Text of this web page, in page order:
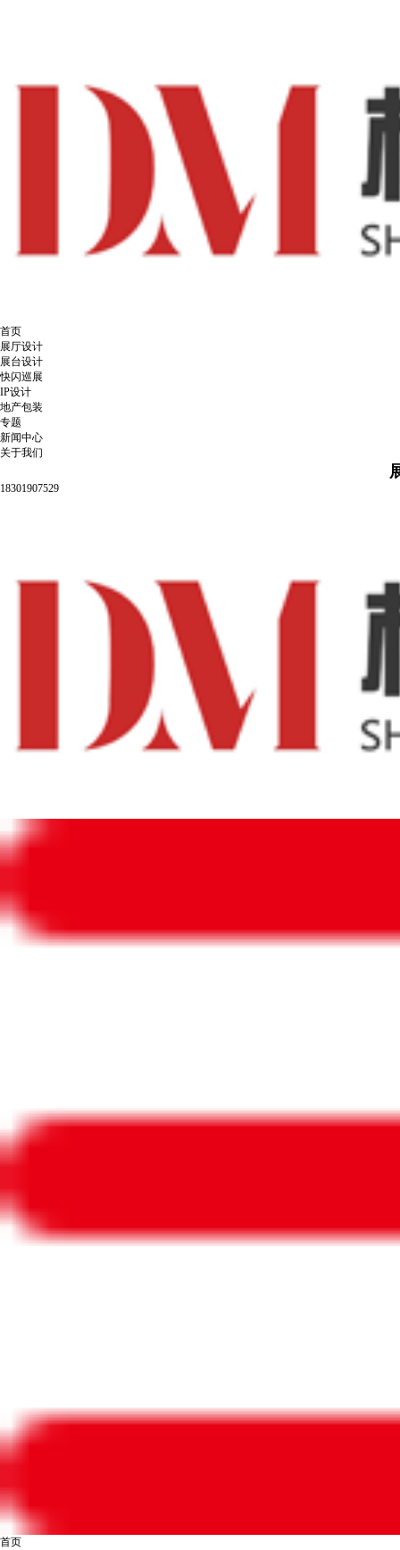
首页
展厅设计
展台设计
快闪巡展
IP设计
地产包装
专题
新闻中心
关于我们
18301907529
首页